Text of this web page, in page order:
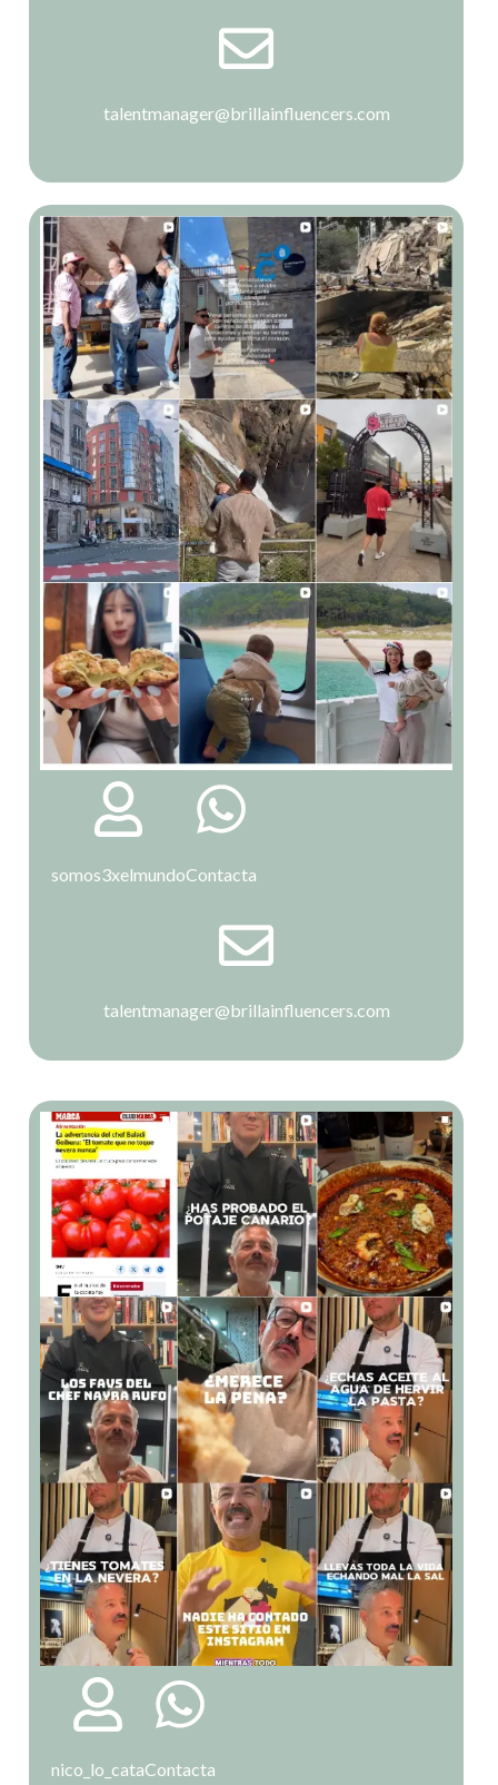
talentmanager@brillainfluencers.com
somos3xelmundoContacta
talentmanager@brillainfluencers.com
nico_lo_cataContacta